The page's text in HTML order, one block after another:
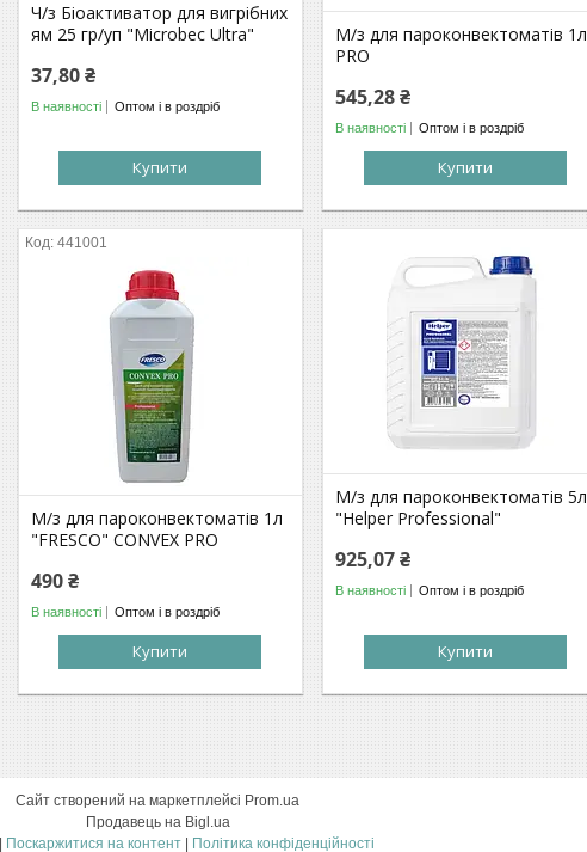
Ч/з Біоактиватор для вигрібних
ям 25 гр/уп "Microbec Ultra"
37,80 ₴
В наявності Оптом і в роздріб
Купити
М/з для пароконвектоматів 1л
PRO
545,28 ₴
В наявності Оптом і в роздріб
Купити
441001
М/з для пароконвектоматів 1л
"FRESCO" CONVEX PRO
490 ₴
В наявності Оптом і в роздріб
Купити
М/з для пароконвектоматів 5л
"Helper Professional"
925,07 ₴
В наявності Оптом і в роздріб
Купити
Сайт створений на маркетплейсі Prom.ua
Продавець на Bigl.ua
Поскаржитися на контент Політика конфіденційності